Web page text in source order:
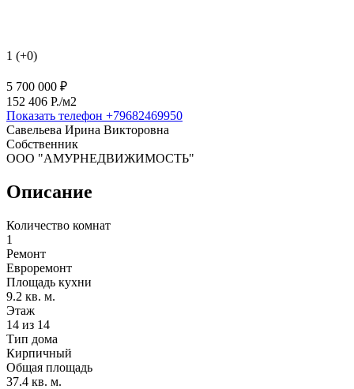
1 (+0)
5 700 000 ₽
152 406 P./м2
Показать телефон +79682469950
Савельева Ирина Викторовна
Собственник
ООО "АМУРНЕДВИЖИМОСТЬ"
Описание
Количество комнат
1
Ремонт
Евроремонт
Площадь кухни
9.2 кв. м.
Этаж
14 из 14
Тип дома
Кирпичный
Общая площадь
37.4 кв. м.